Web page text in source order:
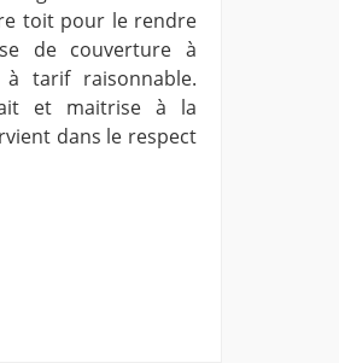
toit pour le rendre
de couverture à
à tarif raisonnable.
et maitrise à la
dans le respect